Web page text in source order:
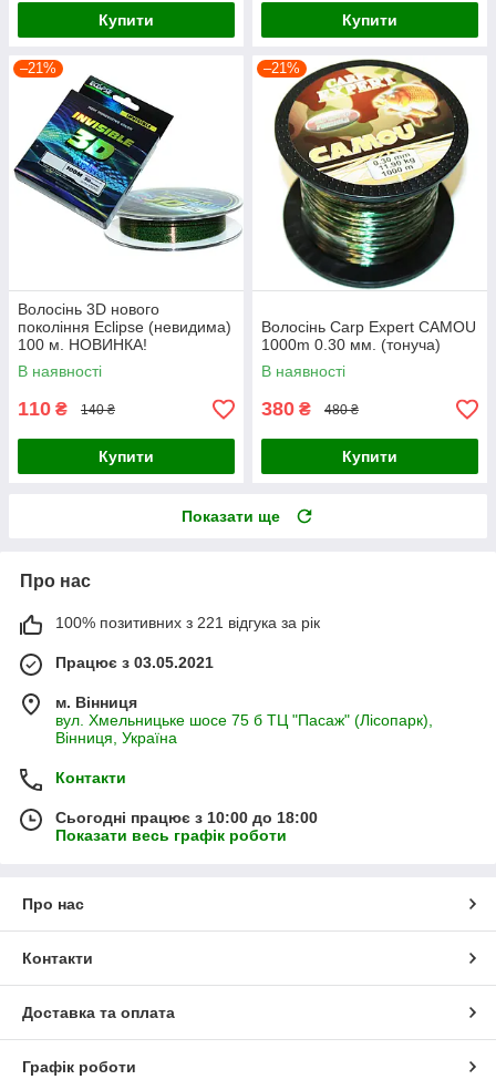
Купити Купити
–21%
Волосінь 3D нового
покоління Eclipse (невидима)
100 м. НОВИНКА!
В наявності
110 ₴ 140 ₴
Купити
–21%
Волосінь Carp Expert CAMOU
1000m 0.30 мм. (тонуча)
В наявності
380 ₴ 480 ₴
Купити
Показати ще
Про нас
100% позитивних з 221 відгука за рік
Працює з 03.05.2021
м. Вінниця
вул. Хмельницьке шосе 75 б ТЦ "Пасаж" (Лісопарк),
Вінниця, Україна
Контакти
Сьогодні працює з 10:00 до 18:00
Показати весь графік роботи
Про нас
Контакти
Доставка та оплата
Графік роботи